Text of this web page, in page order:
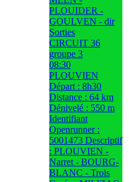
PLOUIDER -
GOULVEN - dir
Sorties
CIRCUIT 36
groupe 3
08:30
PLOUVIEN
Départ : 8h30
Distance : 64 km
Dénivelé : 550 m
Identifiant
Openrunner :
5001473 Descriptif
: PLOUVIEN -
Narret - BOURG-
BLANC - Trois